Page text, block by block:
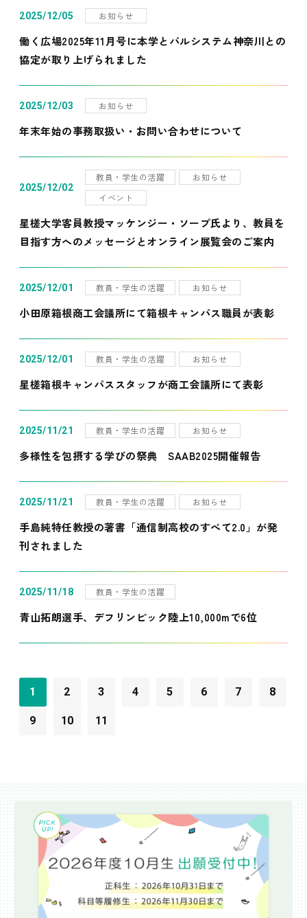
2025/12/05 お知らせ
働く広場2025年11月号に本学とパルシステム神奈川との
協定が取り上げられました
2025/12/03 お知らせ
年末年始の事務取扱い・お問い合わせについて
2025/12/02
教員・学生の活躍
お知らせ
イベント
星槎大学客員教授マッケンジー・ソープ氏より、教員を
目指す方へのメッセージとオンライン展覧会のご案内
2025/12/01 教員・学生の活躍 お知らせ
小田原箱根商工会議所にて箱根キャンパス職員が表彰
2025/12/01 教員・学生の活躍 お知らせ
星槎箱根キャンパススタッフが商工会議所にて表彰
2025/11/21 教員・学生の活躍 お知らせ
多様性を包摂する学びの祭典 SAAB2025開催報告
2025/11/21 教員・学生の活躍 お知らせ
手島純特任教授の著書「通信制高校のすべて2.0」が発
刊されました
2025/11/18 教員・学生の活躍
青山拓朗選手、デフリンピック陸上10,000mで6位
1 2 3 4 5 6 7 8
9 10 11